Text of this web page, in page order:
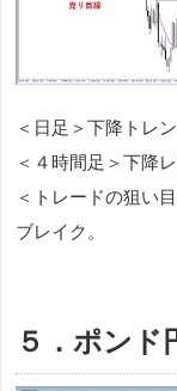
＜日足＞下降ト
＜４時間足＞下降
＜トレードの狙い
ブレイク。
５．ポンド